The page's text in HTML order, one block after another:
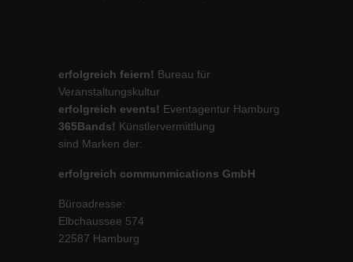
erfolgreich feiern! Bureau für
Veranstaltungskultur
erfolgreich events! Eventagentur Hamburg
365Bands! Künstlervermittlung
sind Marken der:
erfolgreich communmications GmbH
Büroadresse:
Elbchaussee 574
22587 Hamburg